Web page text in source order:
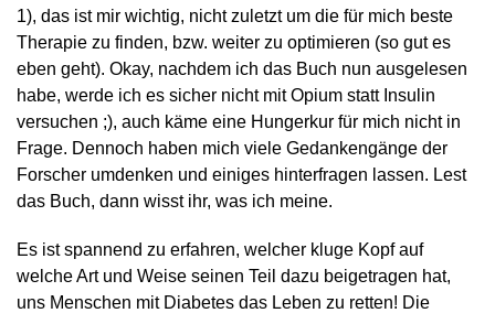
1), das ist mir wichtig, nicht zuletzt um die für mich beste
Therapie zu finden, bzw. weiter zu optimieren (so gut es
eben geht). Okay, nachdem ich das Buch nun ausgelesen
habe, werde ich es sicher nicht mit Opium statt Insulin
versuchen ;), auch käme eine Hungerkur für mich nicht in
Frage. Dennoch haben mich viele Gedankengänge der
Forscher umdenken und einiges hinterfragen lassen. Lest
das Buch, dann wisst ihr, was ich meine.
Es ist spannend zu erfahren, welcher kluge Kopf auf
welche Art und Weise seinen Teil dazu beigetragen hat,
uns Menschen mit Diabetes das Leben zu retten! Die